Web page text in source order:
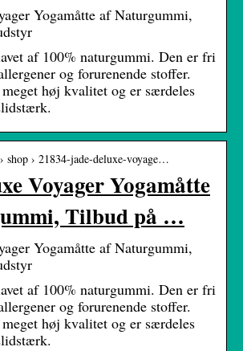
Yogamåtte af Naturgummi,
af 100% naturgummi. Den er fri
og forurenende stoffer.
høj kvalitet og er særdeles
shop › 21834-jade-deluxe-voyage…
Voyager Yogamåtte
Tilbud på …
Yogamåtte af Naturgummi,
af 100% naturgummi. Den er fri
og forurenende stoffer.
høj kvalitet og er særdeles